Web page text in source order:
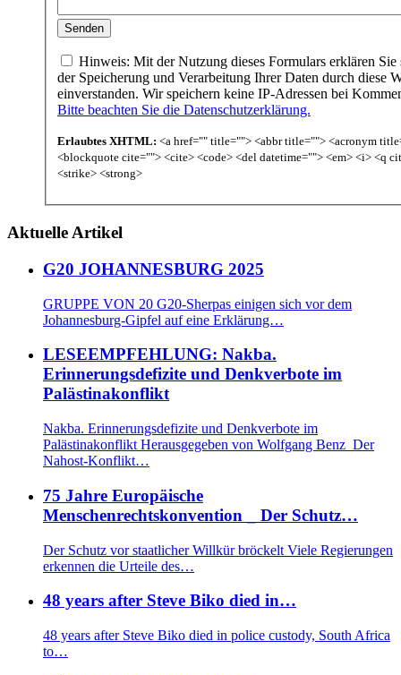
Hinweis: Mit der Nutzung dieses Formulars erklären Sie
der Speicherung und Verarbeitung Ihrer Daten durch diese
einverstanden. Wir speichern keine IP-Adressen bei
Bitte beachten Sie die Datenschutzerklärung.
Erlaubtes XHTML: <a href="" title=""> <abbr title=""> <acronym
<blockquote cite=""> <cite> <code> <del datetime=""> <em> <i> <q
<strike> <strong>
Aktuelle Artikel
G20 JOHANNESBURG 2025
GRUPPE VON 20 G20-Sherpas einigen sich vor dem
Johannesburg-Gipfel auf eine Erklärung…
LESEEMPFEHLUNG: Nakba.
Erinnerungsdefizite und Denkverbote im
Palästinakonflikt
Nakba. Erinnerungsdefizite und Denkverbote im
Palästinakonflikt Herausgegeben von Wolfgang Benz Der
Nahost-Konflikt…
75 Jahre Europäische
Menschenrechtskonvention _ Der Schutz…
Der Schutz vor staatlicher Willkür bröckelt Viele Regierungen
erkennen die Urteile des…
48 years after Steve Biko died in…
48 years after Steve Biko died in police custody, South Africa
to…